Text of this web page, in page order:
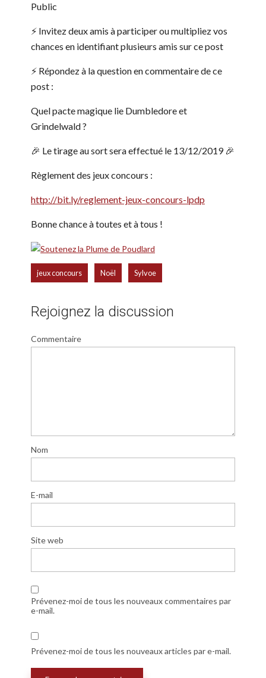
Public
⚡️ Invitez deux amis à participer ou multipliez vos
chances en identifiant plusieurs amis sur ce post
⚡️ Répondez à la question en commentaire de ce
post :
Quel pacte magique lie Dumbledore et
Grindelwald ?
🎉 Le tirage au sort sera effectué le 13/12/2019 🎉
Règlement des jeux concours :
http://bit.ly/reglement-jeux-concours-lpdp
Bonne chance à toutes et à tous !
jeux concours Noël Sylvoe
Rejoignez la discussion
Commentaire
Nom
E-mail
Site web
Prévenez-moi de tous les nouveaux commentaires par
e-mail.
Prévenez-moi de tous les nouveaux articles par e-mail.